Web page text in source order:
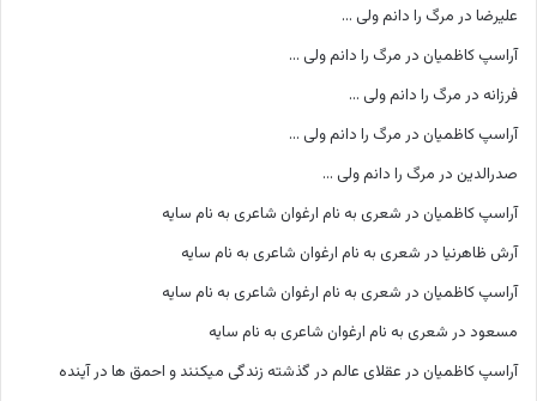
علیرضا در مرگ را دانم ولی …
آراسپ کاظمیان در مرگ را دانم ولی …
فرزانه در مرگ را دانم ولی …
آراسپ کاظمیان در مرگ را دانم ولی …
صدرالدین در مرگ را دانم ولی …
آراسپ کاظمیان در شعری به نام ارغوان شاعری به نام سایه
آرش ظاهرنیا در شعری به نام ارغوان شاعری به نام سایه
آراسپ کاظمیان در شعری به نام ارغوان شاعری به نام سایه
مسعود در شعری به نام ارغوان شاعری به نام سایه
آراسپ کاظمیان در عقلای عالم در گذشته زندگی میکنند و احمق ها در آینده